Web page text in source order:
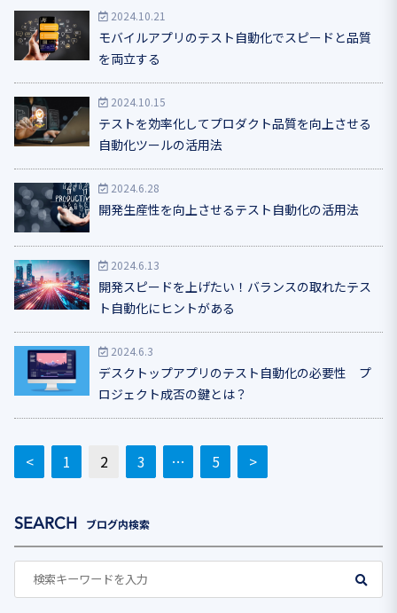
2024.10.21
モバイルアプリのテスト自動化でスピードと品質
を両立する
2024.10.15
テストを効率化してプロダクト品質を向上させる
自動化ツールの活用法
2024.6.28
開発生産性を向上させるテスト自動化の活用法
2024.6.13
開発スピードを上げたい！バランスの取れたテス
ト自動化にヒントがある
2024.6.3
デスクトップアプリのテスト自動化の必要性 プ
ロジェクト成否の鍵とは？
< 1 2 3 … 5 >
ブログ内検索